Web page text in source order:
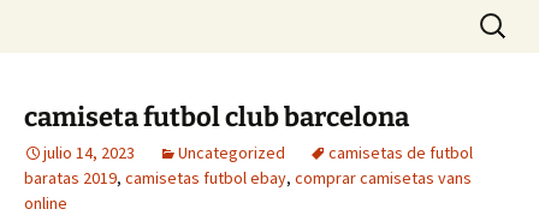
Buscar:
camiseta futbol club barcelona
julio 14, 2023 Uncategorized
camisetas de futbol
baratas 2019, camisetas futbol ebay, comprar camisetas vans
online